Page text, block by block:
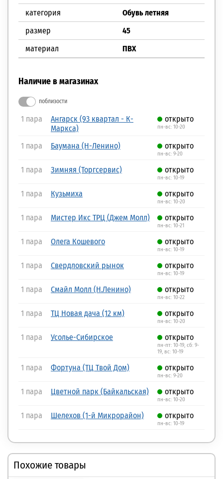
категория
Обувь летняя
размер
45
материал
ПВХ
Наличие в магазинах
поблизости
1 пара
Ангарск (93 квартал - К-
Маркса)
открыто
пн-вс: 10-20
1 пара Баумана (Н-Ленино) открыто
пн-вс: 9-20
1 пара Зимняя (Торгсервис) открыто
пн-вс: 10-19
1 пара Кузьмиха открыто
пн-вс: 10-20
1 пара Мистер Икс ТРЦ (Джем Молл) открыто
пн-вс: 10-21
1 пара Олега Кошевого открыто
пн-вс: 10-19
1 пара Свердловский рынок открыто
пн-вс: 10-19
1 пара Смайл Молл (Н.Ленино) открыто
пн-вс: 10-22
1 пара ТЦ Новая дача (12 км) открыто
пн-вс: 10-20
1 пара Усолье-Сибирское открыто
пн-пт: 10-19, сб: 9-
19, вс: 10-19
1 пара Фортуна (ТЦ Твой Дом) открыто
пн-вс: 9-20
1 пара Цветной парк (Байкальская) открыто
пн-вс: 10-20
1 пара Шелехов (1-й Микрорайон) открыто
пн-вс: 10-19
Похожие товары